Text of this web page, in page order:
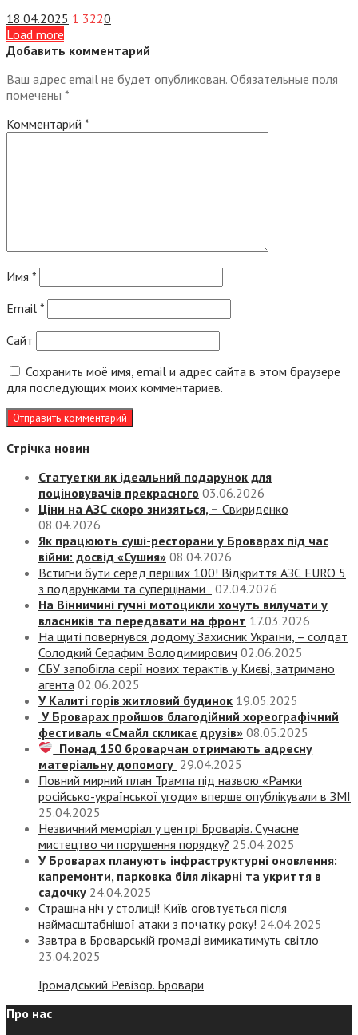
18.04.2025 1 3220
Load more
Добавить комментарий
Ваш адрес email не будет опубликован. Обязательные поля
помечены *
Комментарий *
Имя *
Email *
Сайт
Сохранить моё имя, email и адрес сайта в этом браузере
для последующих моих комментариев.
Стрічка новин
Статуетки як ідеальний подарунок для
поціновувачів прекрасного 03.06.2026
Ціни на АЗС скоро знизяться, – Свириденко
08.04.2026
Як працюють суші-ресторани у Броварах під час
війни: досвід «Сушия» 08.04.2026
Встигни бути серед перших 100! Відкриття АЗС EURO 5
з подарунками та суперцінами
02.04.2026
На Вінничині гучні мотоцикли хочуть вилучати у
власників та передавати на фронт 17.03.2026
На щиті повернувся додому Захисник України, – солдат
Солодкий Серафим Володимирович 02.06.2025
СБУ запобігла серії нових терактів у Києві, затримано
агента 02.06.2025
У Калиті горів житловий будинок 19.05.2025
У Броварах пройшов благодійний хореографічний
фестиваль «Смайл скликає друзів» 08.05.2025
Понад 150 броварчан отримають адресну
матеріальну допомогу 29.04.2025
Повний мирний план Трампа під назвою «‎Рамки
російсько-української угоди» вперше опублікували в ЗМІ
25.04.2025
Незвичний меморіал у центрі Броварів. Сучасне
мистецтво чи порушення порядку? 25.04.2025
У Броварах планують інфраструктурні оновлення:
капремонти, парковка біля лікарні та укриття в
садочку 24.04.2025
Страшна ніч у столиці! Київ оговтується після
наймасштабнішої атаки з початку року! 24.04.2025
Завтра в Броварській громаді вимикатимуть світло
23.04.2025
Громадський Ревізор. Бровари
Про нас